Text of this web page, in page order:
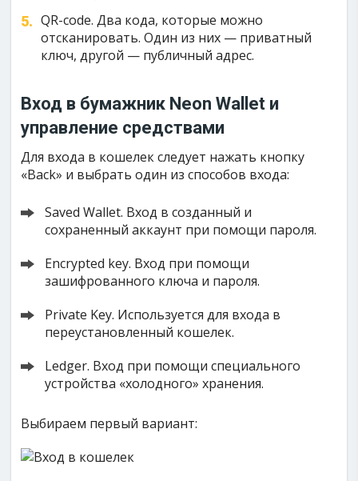
QR-code. Два кода, которые можно
отсканировать. Один из них — приватный
ключ, другой — публичный адрес.
Вход в бумажник Neon Wallet и
управление средствами
Для входа в кошелек следует нажать кнопку
«Back» и выбрать один из способов входа:
Saved Wallet. Вход в созданный и
сохраненный аккаунт при помощи пароля.
Encrypted key. Вход при помощи
зашифрованного ключа и пароля.
Private Key. Используется для входа в
переустановленный кошелек.
Ledger. Вход при помощи специального
устройства «холодного» хранения.
Выбираем первый вариант: